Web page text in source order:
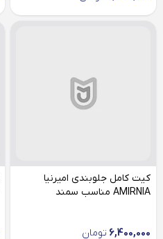
کیت کامل جلوبندی امیرنیا
AMIRNIA مناسب سمند
6,400,000 تومان